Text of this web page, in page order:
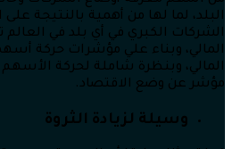
البلد، لما لها من أهمية بالنتيجة
الشركات الكبري في أي بلد في
المالي، وبناء علي مؤشرات حركة
المالي، وبنظرة شاملة لحركة
مؤشر عن وضع الاقتصاد.
وسيلة لزيادة الثروة